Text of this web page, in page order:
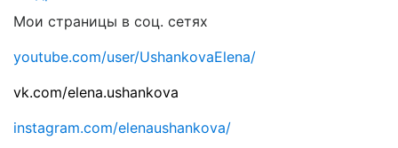
Мои страницы в соц. сетях
youtube.com/user/UshankovaElena/
vk.com/elena.ushankova
instagram.com/elenaushankova/